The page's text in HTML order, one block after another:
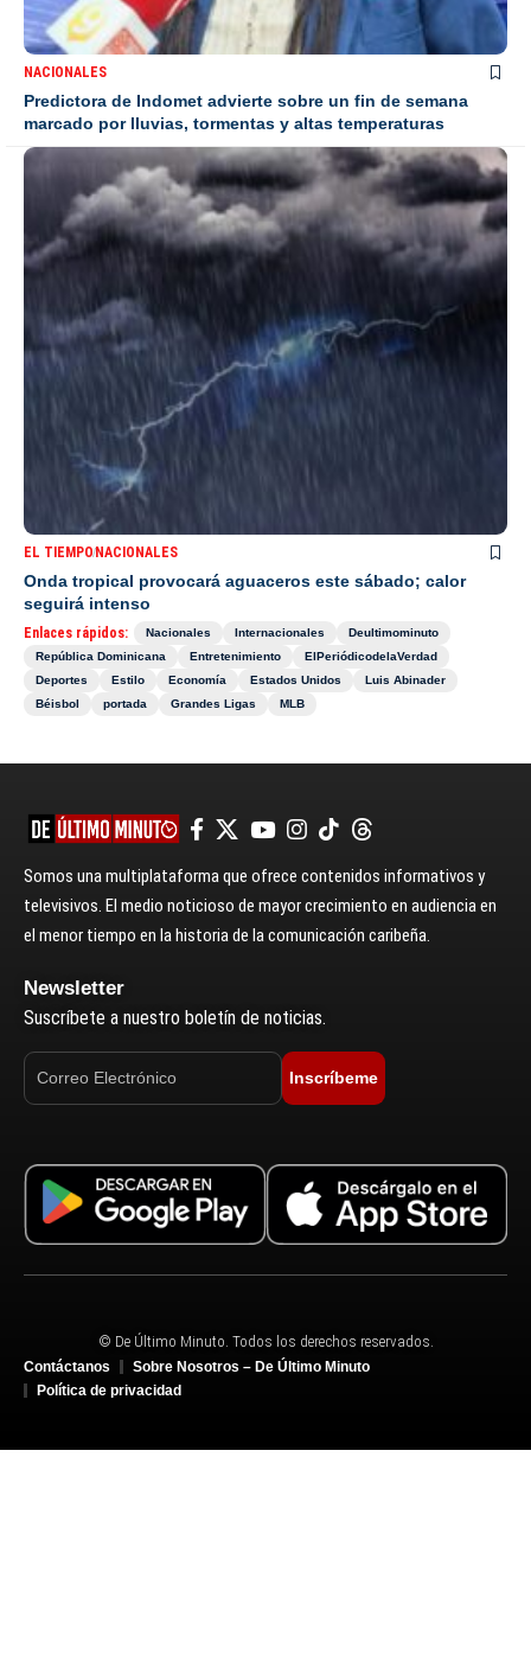
NACIONALES
Predictora de Indomet advierte sobre un fin de semana
marcado por lluvias, tormentas y altas temperaturas
EL TIEMPONACIONALES
Onda tropical provocará aguaceros este sábado; calor
seguirá intenso
Enlaces rápidos: Nacionales Internacionales
Deultimominuto
República Dominicana
Entretenimiento
ElPeriódicodelaVerdad
Deportes
Estilo Economía Estados Unidos
Luis Abinader
Béisbol
portada Grandes Ligas MLB
Somos una multiplataforma que ofrece contenidos informativos y
televisivos. El medio noticioso de mayor crecimiento en audiencia en
el menor tiempo en la historia de la comunicación caribeña.
Newsletter
Suscríbete a nuestro boletín de noticias.
Inscríbeme
© De Último Minuto. Todos los derechos reservados.
Contáctanos
Sobre Nosotros – De Último Minuto
Política de privacidad